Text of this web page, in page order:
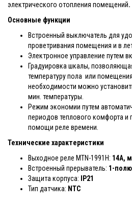
электрического отопления помещений.
Основные функции
Встроенный выключатель для
проветривания помещения и в
Электронное управление путем
Градуировка шкалы,
температуру пола или
необходимости можно
мин. температуры.
Режим экономии путем
периодов теплового комфорта и
помощи реле времени.
Технические характеристики
Выходное реле MTN-1991H: 14А,
Встроенный прерыватель: 1-
Защита корпуса: IP21
Тип датчика: NTC